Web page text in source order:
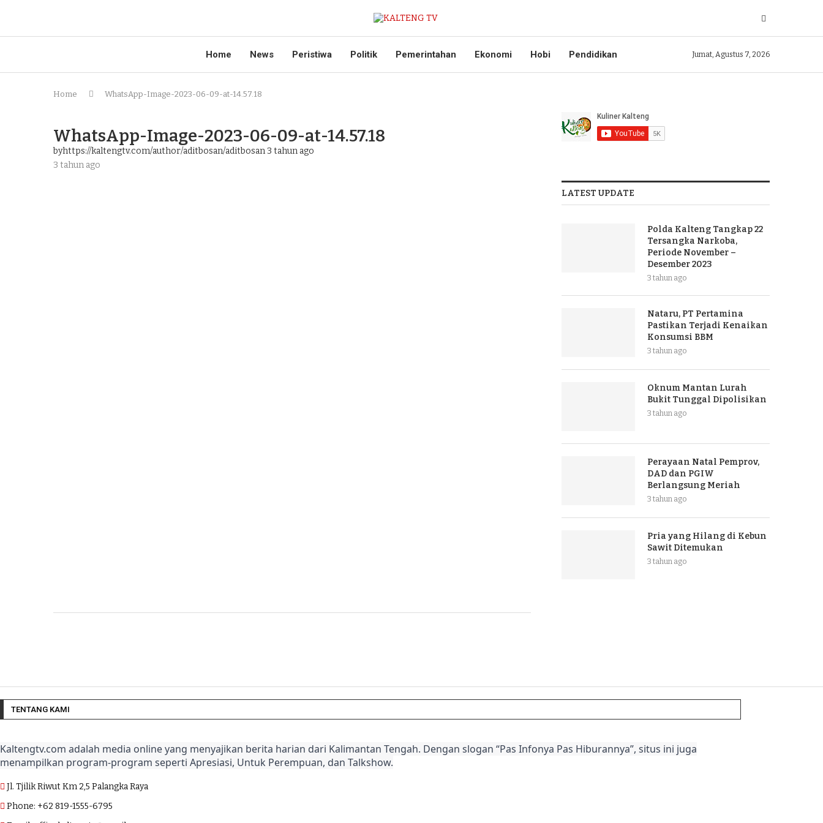
Home News Peristiwa Politik Pemerintahan Ekonomi Hobi Pendidikan Jumat, Agustus 7, 2026
Home WhatsApp-Image-2023-06-09-at-14.57.18
WhatsApp-Image-2023-06-09-at-14.57.18
byhttps://kaltengtv.com/author/aditbosan/aditbosan3 tahun ago
3 tahun ago
LATEST UPDATE
Polda Kalteng Tangkap 22
Tersangka Narkoba,
Periode November –
Desember 2023
3 tahun ago
Nataru, PT Pertamina
Pastikan Terjadi Kenaikan
Konsumsi BBM
3 tahun ago
Oknum Mantan Lurah
Bukit Tunggal Dipolisikan
3 tahun ago
Perayaan Natal Pemprov,
DAD dan PGIW
Berlangsung Meriah
3 tahun ago
Pria yang Hilang di Kebun
Sawit Ditemukan
3 tahun ago
TENTANG KAMI
Kaltengtv.com adalah media online yang menyajikan berita harian dari Kalimantan Tengah. Dengan slogan “Pas Infonya Pas Hiburannya”, situs ini juga
menampilkan program-program seperti Apresiasi, Untuk Perempuan, dan Talkshow.
Jl. Tjilik Riwut Km 2,5 Palangka Raya
Phone: +62 819-1555-6795